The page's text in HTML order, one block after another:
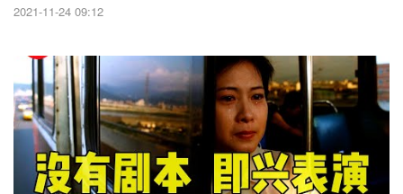
2021-11-24 09:12